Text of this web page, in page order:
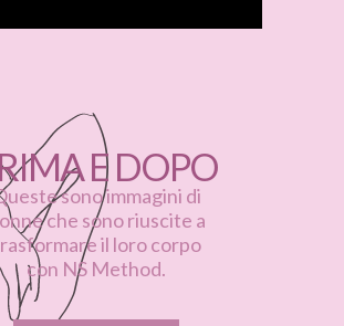
E DOPO
sono immagini di
che sono riuscite a
il loro corpo
con NS Method.